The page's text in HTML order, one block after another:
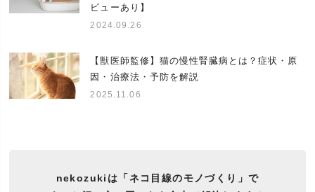
ビューあり】
2024.09.26
【獣医師監修】猫の慢性腎臓病とは？症状・原
因・治療法・予防を解説
2025.11.06
nekozukiは「ネコ目線のモノづくり」で